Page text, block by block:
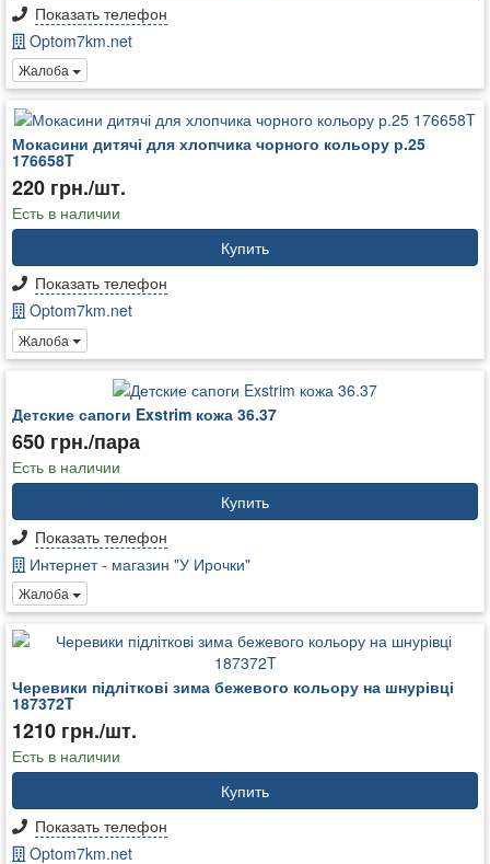
Показать телефон
Optom7km.net
Жалоба
Мокасини дитячі для хлопчика чорного кольору р.25
176658T
220 грн./шт.
Есть в наличии
Купить
Показать телефон
Optom7km.net
Жалоба
Детские сапоги Exstrim кожа 36.37
650 грн./пара
Есть в наличии
Купить
Показать телефон
Интернет - магазин "У Ирочки"
Жалоба
Черевики підліткові зима бежевого кольору на шнурівці
187372T
1210 грн./шт.
Есть в наличии
Купить
Показать телефон
Optom7km.net